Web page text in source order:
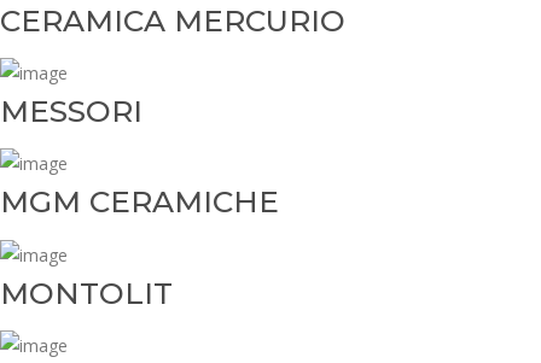
CERAMICA MERCURIO
MESSORI
MGM CERAMICHE
MONTOLIT